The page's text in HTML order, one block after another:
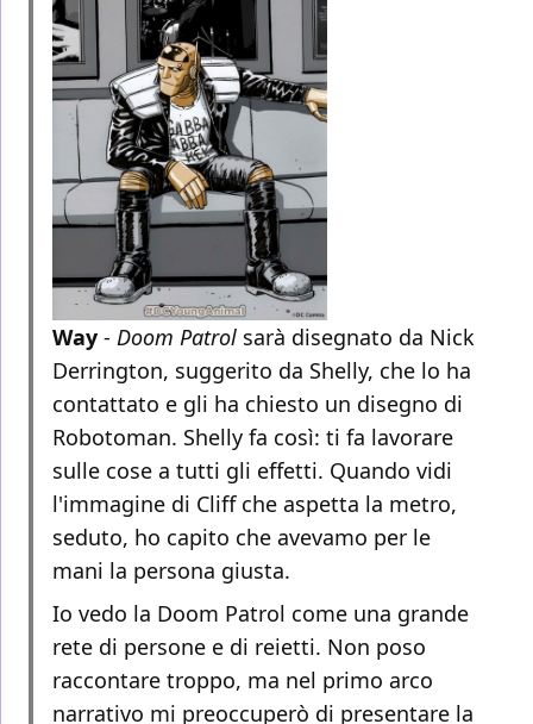
Way - Doom Patrol sarà disegnato da Nick
Derrington, suggerito da Shelly, che lo ha
contattato e gli ha chiesto un disegno di
Robotoman. Shelly fa così: ti fa lavorare
sulle cose a tutti gli effetti. Quando vidi
l'immagine di Cliff che aspetta la metro,
seduto, ho capito che avevamo per le
mani la persona giusta.
Io vedo la Doom Patrol come una grande
rete di persone e di reietti. Non poso
raccontare troppo, ma nel primo arco
narrativo mi preoccuperò di presentare la